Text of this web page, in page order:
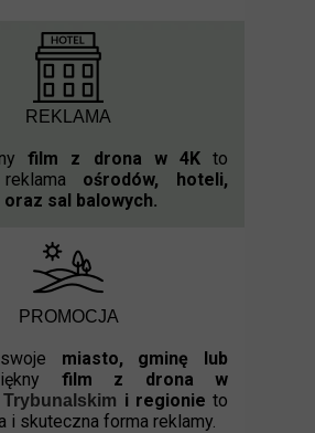
REKLAMA
film z drona w 4Kto
reklama ośrodów, hoteli,
sal balowych.
PROMOCJA
miasto, gminę lub
film z drona w
i regionie to
i skuteczna forma reklamy.